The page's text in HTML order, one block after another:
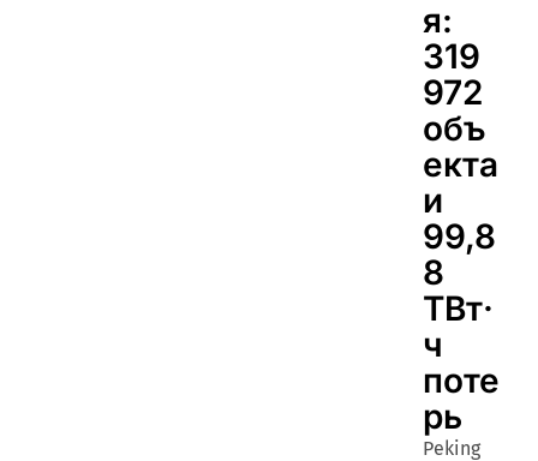
я:
319
972
объ
екта
и
99,8
8
ТВт·
ч
поте
рь
Peking